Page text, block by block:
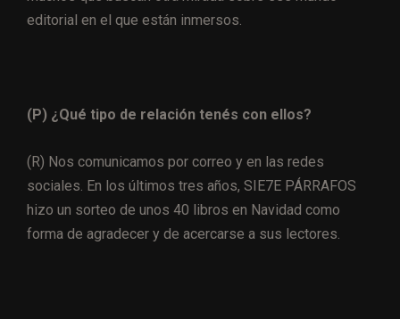
editorial en el que están inmersos.
(P) ¿Qué tipo de relación tenés con ellos?
(R) Nos comunicamos por correo y en las redes
sociales. En los últimos tres años, SIE7E PÁRRAFOS
hizo un sorteo de unos 40 libros en Navidad como
forma de agradecer y de acercarse a sus lectores.